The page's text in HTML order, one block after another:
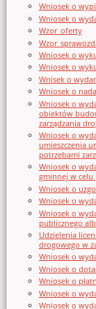
Wniosek o
Wniosek o
Wzor_oferty
Wniosek o
Wniosek o
Wnisek o
Wniosek o
Wniosek o
obiektów
zarządzania
Wniosek o
umieszczenia
potrzebami
Wniosek o
gminnej w
Wniosek o
Wniosek o
Wniosek o
publicznego
Udzielenia
drogowego w
Wniosek o
Wniosek o
Wniosek o
Wniosek o
Wniosek o